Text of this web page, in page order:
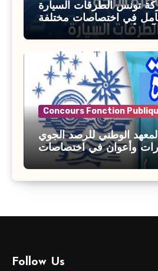
تونس الطرقات السيارة
200 عامل في اختصاصات مختلفة
آخر أجل : 21 جويلية 2026
Concours Fonction
الوطني للرصد الجوي
وأعوان في اختصاصات
27 جويلية 2026
Follow Us